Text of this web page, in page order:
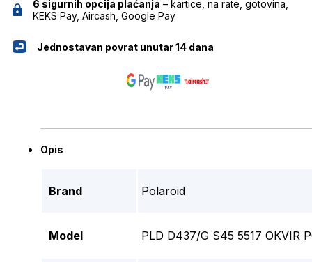
6 sigurnih opcija plaćanja – kartice, na rate, gotovina,
KEKS Pay, Aircash, Google Pay
Jednostavan povrat unutar 14 dana
Opis
Brand Polaroid
Model PLD D437/G S45 5517 OKVIR